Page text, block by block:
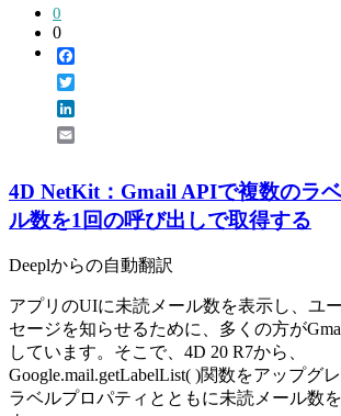
0
0
4D NetKit：Gmail APIで複数のラ
ル数を1回の呼び出しで取得する
Deeplからの自動翻訳
アプリのUIに未読メール数を表示し、ユ
セージを知らせるために、多くの方が
しています。そこで、4D 20 R7から、
Google.mail.getLabelList( )関数をアップグ
ラベルプロパティとともに未読メール数